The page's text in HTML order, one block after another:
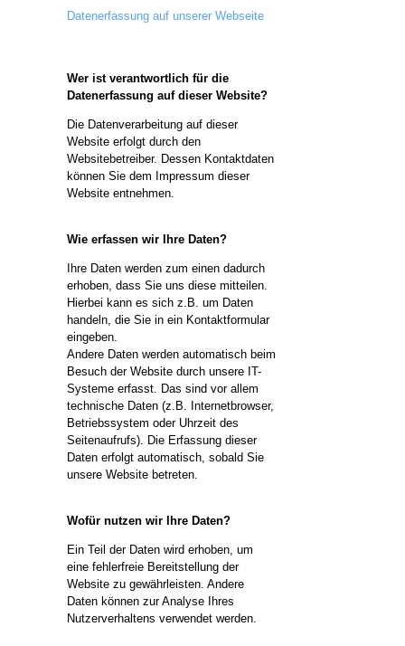
Datenerfassung auf unserer Webseite
Wer ist verantwortlich für die
Datenerfassung auf dieser Website?
Die Datenverarbeitung auf dieser
Website erfolgt durch den
Websitebetreiber. Dessen Kontaktdaten
können Sie dem Impressum dieser
Website entnehmen.
Wie erfassen wir Ihre Daten?
Ihre Daten werden zum einen dadurch
erhoben, dass Sie uns diese mitteilen.
Hierbei kann es sich z.B. um Daten
handeln, die Sie in ein Kontaktformular
eingeben.
Andere Daten werden automatisch beim
Besuch der Website durch unsere IT-
Systeme erfasst. Das sind vor allem
technische Daten (z.B. Internetbrowser,
Betriebssystem oder Uhrzeit des
Seitenaufrufs). Die Erfassung dieser
Daten erfolgt automatisch, sobald Sie
unsere Website betreten.
Wofür nutzen wir Ihre Daten?
Ein Teil der Daten wird erhoben, um
eine fehlerfreie Bereitstellung der
Website zu gewährleisten. Andere
Daten können zur Analyse Ihres
Nutzerverhaltens verwendet werden.